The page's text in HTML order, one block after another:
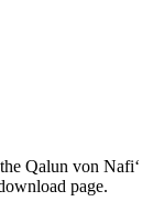
Qalun von Nafi‘
page.